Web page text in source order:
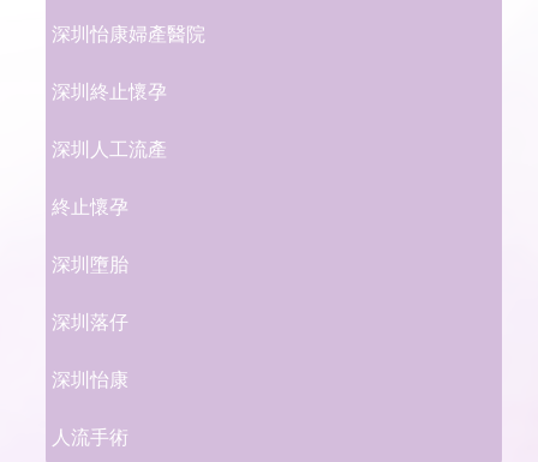
深圳怡康婦產醫院
深圳終止懷孕
深圳人工流產
終止懷孕
深圳墮胎
深圳落仔
深圳怡康
人流手術